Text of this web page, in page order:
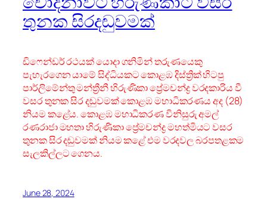
තුනක සිරදඬුවමක්
ඩිෆෙන්ඩර් රථයක් යොදා ගනිමින් තරුණයෙකු
පැහැරගෙන යාමේ සිද්ධියකට කොළඹ දිස්ත්‍රික් හිටපු
පාර්ලිමේන්තු මන්ත්‍රීනී හිරුණිකා ප්‍රේමචන්ද්‍ර වරදකාරිය වී
වසර තුනක සිර දඬුවමක් කොළඹ මහාධිකරණය අද (28)
නියම කළේය. කොළඹ මහාධිකරණ විනිසුරු අමල්
රණරාජා මහතා හිරුණිකා ප්‍රේමචන්ද්‍ර මහත්මියට වසර
තුනක සිර දඬුවමක් නියම කළේ එම වරදවල බරපතළකම
සැලකිල්ලට ගෙනය.
June 28, 2024